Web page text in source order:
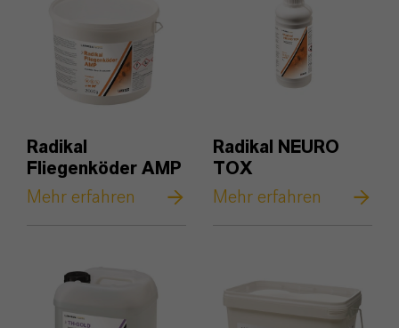
Radikal
Fliegenköder AMP
Mehr erfahren
Radikal NEURO
TOX
Mehr erfahren